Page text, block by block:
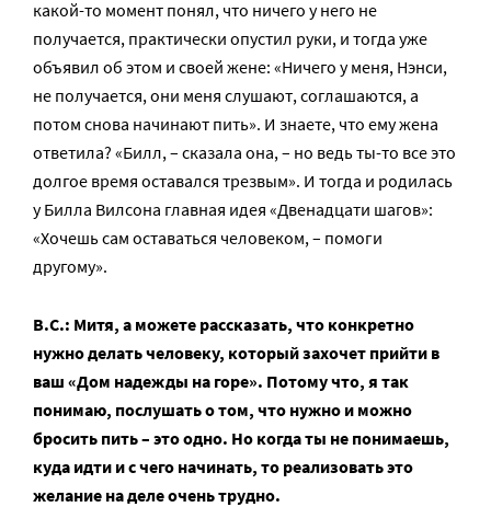
какой-то момент понял, что ничего у него не
получается, практически опустил руки, и тогда уже
объявил об этом и своей жене: «Ничего у меня, Нэнси,
не получается, они меня слушают, соглашаются, а
потом снова начинают пить». И знаете, что ему жена
ответила? «Билл, – сказала она, – но ведь ты-то все это
долгое время оставался трезвым». И тогда и родилась
у Билла Вилсона главная идея «Двенадцати шагов»:
«Хочешь сам оставаться человеком, – помоги
другому».
В.С.: Митя, а можете рассказать, что конкретно
нужно делать человеку, который захочет прийти в
ваш «Дом надежды на горе». Потому что, я так
понимаю, послушать о том, что нужно и можно
бросить пить – это одно. Но когда ты не понимаешь,
куда идти и с чего начинать, то реализовать это
желание на деле очень трудно.